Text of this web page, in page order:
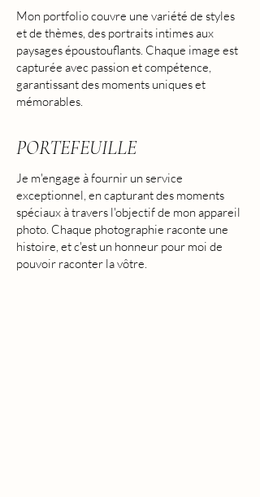
Mon portfolio couvre une variété de styles
et de thèmes, des portraits intimes aux
paysages époustouflants. Chaque image est
capturée avec passion et compétence,
garantissant des moments uniques et
mémorables.
PORTEFEUILLE
Je m'engage à fournir un service
exceptionnel, en capturant des moments
spéciaux à travers l'objectif de mon appareil
photo. Chaque photographie raconte une
histoire, et c'est un honneur pour moi de
pouvoir raconter la vôtre.